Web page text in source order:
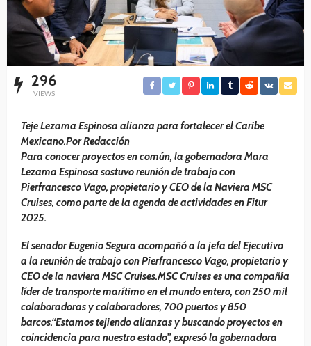
296
VIEWS
Teje Lezama Espinosa alianza para fortalecer el Caribe
Mexicano.Por Redacción
Para conocer proyectos en común, la gobernadora Mara
Lezama Espinosa sostuvo reunión de trabajo con
Pierfrancesco Vago, propietario y CEO de la Naviera MSC
Cruises, como parte de la agenda de actividades en Fitur
2025.
El senador Eugenio Segura acompañó a la jefa del Ejecutivo
a la reunión de trabajo con Pierfrancesco Vago, propietario y
CEO de la naviera MSC Cruises.MSC Cruises es una compañía
líder de transporte marítimo en el mundo entero, con 250 mil
colaboradoras y colaboradores, 700 puertos y 850
barcos.“Estamos tejiendo alianzas y buscando proyectos en
coincidencia para nuestro estado”, expresó la gobernadora